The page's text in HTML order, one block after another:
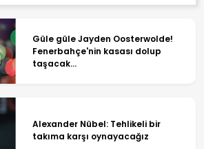
Güle güle Jayden Oosterwolde!
Fenerbahçe'nin kasası dolup
taşacak...
Alexander Nübel: Tehlikeli bir
takıma karşı oynayacağız